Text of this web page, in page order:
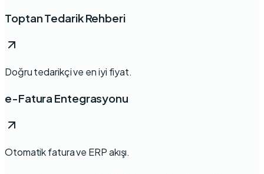
Toptan Tedarik Rehberi
Doğru tedarikçi ve en iyi fiyat.
e-Fatura Entegrasyonu
Otomatik fatura ve ERP akışı.